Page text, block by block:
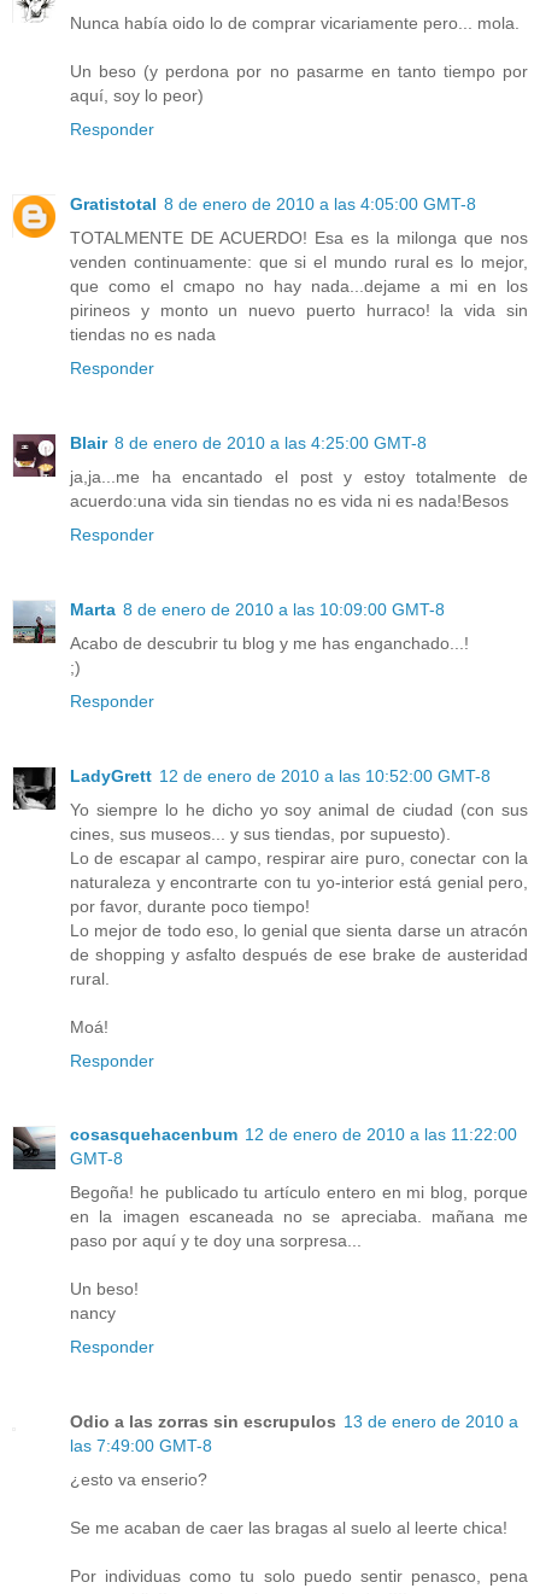
Nunca había oido lo de comprar vicariamente pero... mola.
Un beso (y perdona por no pasarme en tanto tiempo por
aquí, soy lo peor)
Responder
Gratistotal 8 de enero de 2010 a las 4:05:00 GMT-8
TOTALMENTE DE ACUERDO! Esa es la milonga que nos
venden continuamente: que si el mundo rural es lo mejor,
que como el cmapo no hay nada...dejame a mi en los
pirineos y monto un nuevo puerto hurraco! la vida sin
tiendas no es nada
Responder
Blair 8 de enero de 2010 a las 4:25:00 GMT-8
ja,ja...me ha encantado el post y estoy totalmente de
acuerdo:una vida sin tiendas no es vida ni es nada!Besos
Responder
Marta 8 de enero de 2010 a las 10:09:00 GMT-8
Acabo de descubrir tu blog y me has enganchado...!
;)
Responder
LadyGrett 12 de enero de 2010 a las 10:52:00 GMT-8
Yo siempre lo he dicho yo soy animal de ciudad (con sus
cines, sus museos... y sus tiendas, por supuesto).
Lo de escapar al campo, respirar aire puro, conectar con la
naturaleza y encontrarte con tu yo-interior está genial pero,
por favor, durante poco tiempo!
Lo mejor de todo eso, lo genial que sienta darse un atracón
de shopping y asfalto después de ese brake de austeridad
rural.
Moá!
Responder
cosasquehacenbum 12 de enero de 2010 a las 11:22:00
GMT-8
Begoña! he publicado tu artículo entero en mi blog, porque
en la imagen escaneada no se apreciaba. mañana me
paso por aquí y te doy una sorpresa...
Un beso!
nancy
Responder
Odio a las zorras sin escrupulos 13 de enero de 2010 a
las 7:49:00 GMT-8
¿esto va enserio?
Se me acaban de caer las bragas al suelo al leerte chica!
Por individuas como tu solo puedo sentir penasco, pena